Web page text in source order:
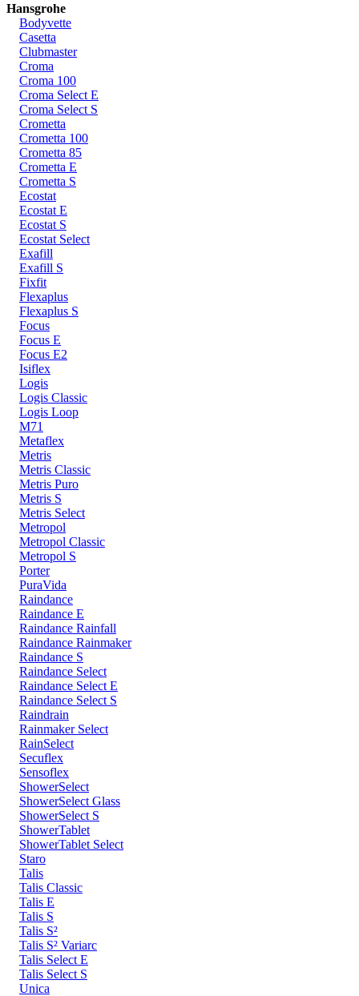
Hansgrohe
Bodyvette
Casetta
Clubmaster
Croma
Croma 100
Croma Select E
Croma Select S
Crometta
Crometta 100
Crometta 85
Crometta E
Crometta S
Ecostat
Ecostat E
Ecostat S
Ecostat Select
Exafill
Exafill S
Fixfit
Flexaplus
Flexaplus S
Focus
Focus E
Focus E2
Isiflex
Logis
Logis Classic
Logis Loop
M71
Metaflex
Metris
Metris Classic
Metris Puro
Metris S
Metris Select
Metropol
Metropol Classic
Metropol S
Porter
PuraVida
Raindance
Raindance E
Raindance Rainfall
Raindance Rainmaker
Raindance S
Raindance Select
Raindance Select E
Raindance Select S
Raindrain
Rainmaker Select
RainSelect
Secuflex
Sensoflex
ShowerSelect
ShowerSelect Glass
ShowerSelect S
ShowerTablet
ShowerTablet Select
Staro
Talis
Talis Classic
Talis E
Talis S
Talis S²
Talis S² Variarc
Talis Select E
Talis Select S
Unica